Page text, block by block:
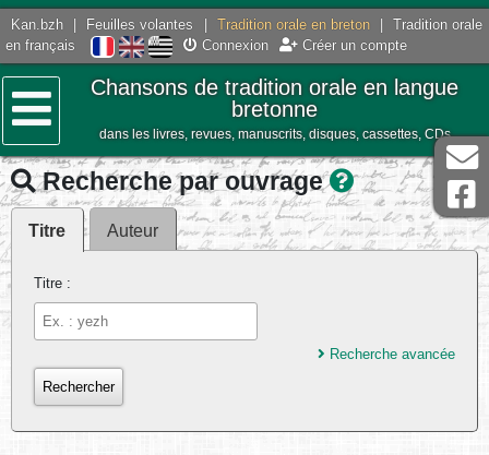
Kan.bzh Feuilles volantes Tradition orale en breton
Tradition orale
en français
Connexion Créer un compte
Menu
Chansons de tradition orale en langue
bretonne
dans les livres, revues, manuscrits, disques, cassettes, CDs
Recherche par ouvrage
Titre Auteur
Titre :
Recherche avancée